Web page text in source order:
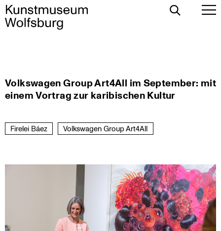
Skip
to
Toggle
Volkswagen Group Art4All im September: mit
einem Vortrag zur karibischen Kultur
Firelei Báez Volkswagen Group Art4All